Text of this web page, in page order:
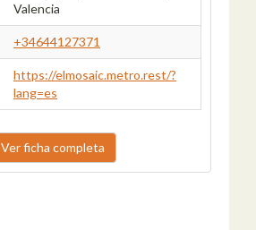
Valencia
+34644127371
https://elmosaic.metro.rest/?
lang=es
Ver ficha completa